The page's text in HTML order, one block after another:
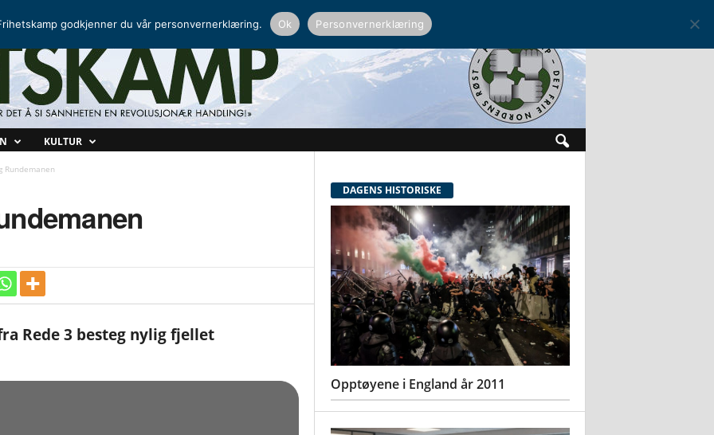
KULTUR
Rundemanen
Rede 3 besteg nylig fjellet
DAGENS HISTORISKE
Opptøyene i England år 2011
godkjenner du vår personvernerklæring. Ok Personvernerklæring